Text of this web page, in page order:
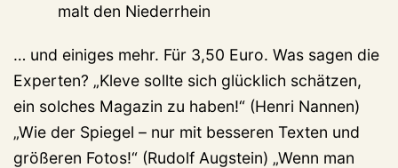
malt den Niederrhein
… und einiges mehr. Für 3,50 Euro. Was sagen die
Experten? „Kleve sollte sich glücklich schätzen,
ein solches Magazin zu haben!“ (Henri Nannen)
„Wie der Spiegel – nur mit besseren Texten und
größeren Fotos!“ (Rudolf Augstein) „Wenn man